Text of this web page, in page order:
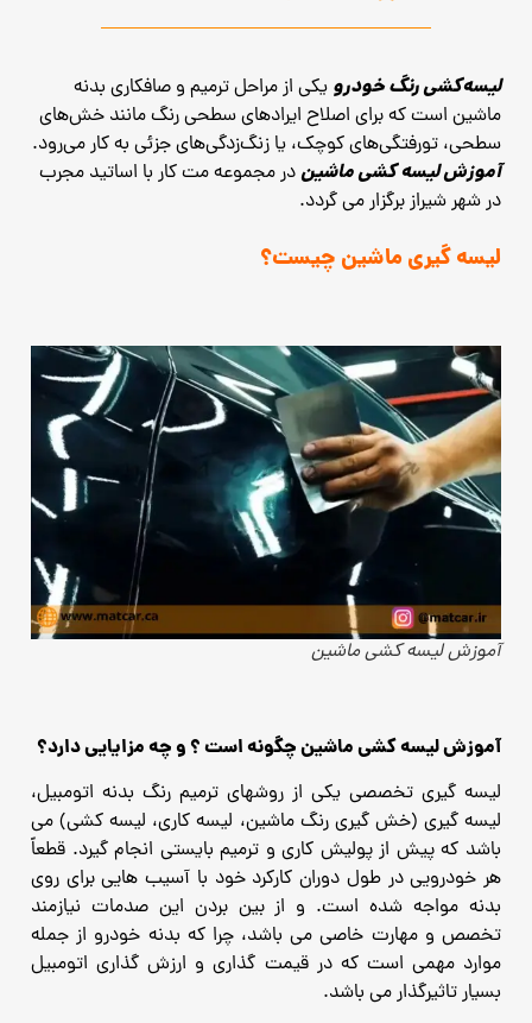
لیسه‌کشی رنگ خودرو یکی از مراحل ترمیم و صافکاری بدنه
ماشین است که برای اصلاح ایرادهای سطحی رنگ مانند خش‌های
سطحی، تورفتگی‌های کوچک، یا زنگ‌زدگی‌های جزئی به کار می‌رود.
آموزش لیسه کشی ماشیندر مجموعه مت کار با اساتید مجرب
در شهر شیراز برگزار می گردد.
لیسه گیری ماشین چیست؟
آموزش لیسه کشی ماشین
آموزش لیسه کشی ماشین چگونه است ؟ و چه مزایایی دارد؟
لیسه گیری تخصصی یکی از روشهای ترمیم رنگ بدنه اتومبیل،
لیسه گیری (خش گیری رنگ ماشین، لیسه کاری، لیسه کشی) می
باشد که پیش از پولیش کاری و ترمیم بایستی انجام گیرد. قطعاً
هر خودرویی در طول دوران کارکرد خود با آسیب هایی برای روی
بدنه مواجه شده است. و از بین بردن این صدمات نیازمند
تخصص و مهارت خاصی می باشد، چرا که بدنه خودرو از جمله
موارد مهمی است که در قیمت گذاری و ارزش گذاری اتومبیل
بسیار تاثیرگذار می باشد.